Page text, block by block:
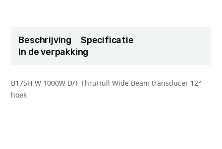
Beschrijving
Specificatie
In de verpakking
B175H-W 1000W D/T ThruHull Wide Beam transducer 12°
hoek